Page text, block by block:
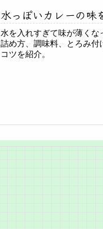
水っぽいカレーの味
水を入れすぎて味が薄く
詰め方、調味料、とろみ付
コツを紹介。